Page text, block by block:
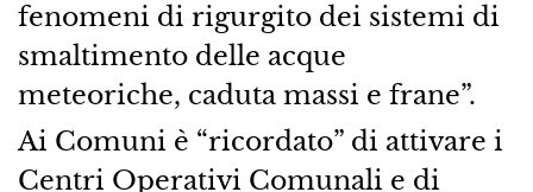
fenomeni di rigurgito dei sistemi di
smaltimento delle acque
meteoriche, caduta massi e frane”.
Ai Comuni è “ricordato” di attivare i
Centri Operativi Comunali e di